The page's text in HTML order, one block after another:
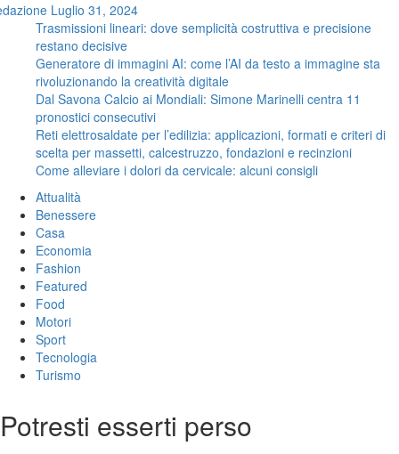
Luglio 31, 2024
Trasmissioni lineari: dove semplicità costruttiva e precisione
restano decisive
Generatore di immagini AI: come l’AI da testo a immagine sta
rivoluzionando la creatività digitale
Dal Savona Calcio ai Mondiali: Simone Marinelli centra 11
pronostici consecutivi
Reti elettrosaldate per l’edilizia: applicazioni, formati e criteri di
scelta per massetti, calcestruzzo, fondazioni e recinzioni
Come alleviare i dolori da cervicale: alcuni consigli
Attualità
Benessere
Casa
Economia
Fashion
Featured
Food
Motori
Sport
Tecnologia
Turismo
Potresti esserti perso